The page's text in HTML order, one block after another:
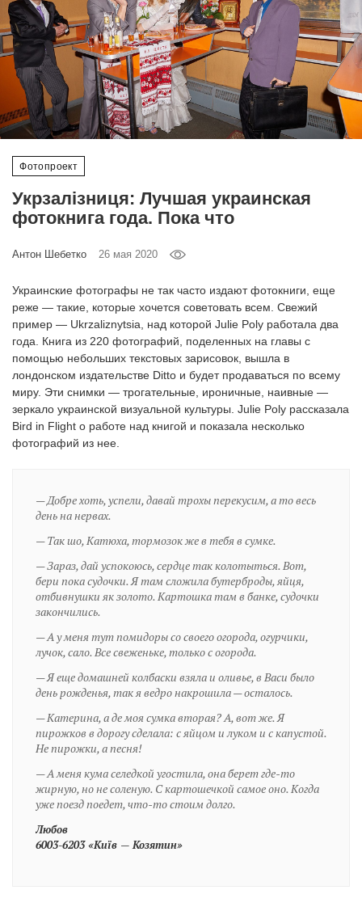
EN
UA
Фотопроект
Укрзалізниця: Лучшая украинская
фотокнига года. Пока что
Антон Шебетко 26 мая 2020
Украинские фотографы не так часто издают фотокниги, еще
реже — такие, которые хочется советовать всем. Свежий
пример — Ukrzaliznytsia, над которой Julie Poly работала два
года. Книга из 220 фотографий, поделенных на главы с
помощью небольших текстовых зарисовок, вышла в
лондонском издательстве Ditto и будет продаваться по всему
миру. Эти снимки — трогательные, ироничные, наивные —
зеркало украинской визуальной культуры. Julie Poly рассказала
Bird in Flight о работе над книгой и показала несколько
фотографий из нее.
— Добре хоть, успели, давай трохы перекусим, а то весь
день на нервах.
— Так шо, Катюха, тормозок же в тебя в сумке.
— Зараз, дай успокоюсь, сердце так колотыться. Вот,
бери пока судочки. Я там сложила бутерброды, яйця,
отбивнушки як золото. Картошка там в банке, судочки
закончились.
— А у меня тут помидоры со своего огорода, огурчики,
лучок, сало. Все свеженьке, только с огорода.
— Я еще домашней колбаски взяла и оливье, в Васи было
день рожденья, так я ведро накрошила — осталось.
— Катерина, а де моя сумка вторая? А, вот же. Я
пирожков в дорогу сделала: с яйцом и луком и с капустой.
Не пирожки, а песня!
— А меня кума селедкой угостила, она берет где-то
жирную, но не соленую. С картошечкой самое оно. Когда
уже поезд поедет, что-то стоим долго.
Любов
6003-6203 «Київ — Козятин»